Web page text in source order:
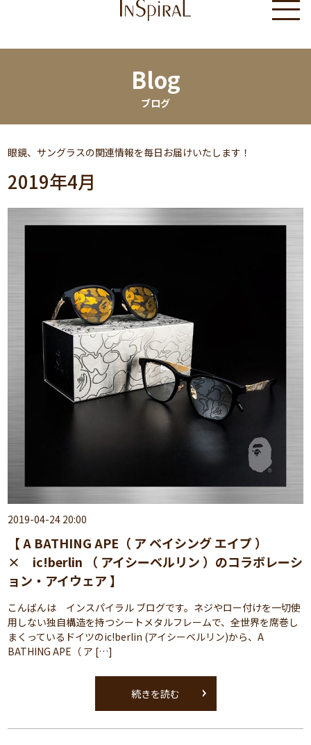
Blog
ブログ
眼鏡、サングラスの関連情報を毎日お届けいたします！
2019年4月
2019-04-24 20:00
【 A BATHING APE（ ア ベイシング エイプ ）
× ic!berlin （ アイシーベルリン ）のコラボレーシ
ョン・アイウェア 】
こんばんは インスパイラル ブログです。ネジやロー付けを一切使
用しない独自構造を持つシートメタルフレームで、全世界を席巻し
まくっているドイツのic!berlin (アイシーベルリン)から、A
BATHING APE（ ア […]
続きを読む